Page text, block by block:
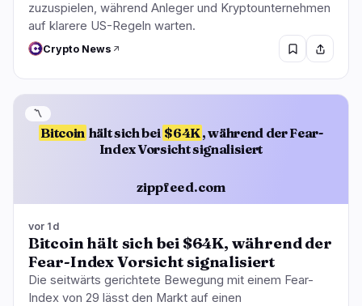
zuzuspielen, während Anleger und Kryptounternehmen
auf klarere US-Regeln warten.
Crypto News
Bitcoin hält sich bei $64K, während der Fear-
Index Vorsicht signalisiert
zippfeed.com
〽️
vor 1d
Bitcoin hält sich bei $64K, während der
Fear-Index Vorsicht signalisiert
Die seitwärts gerichtete Bewegung mit einem Fear-
Index von 29 lässt den Markt auf einen